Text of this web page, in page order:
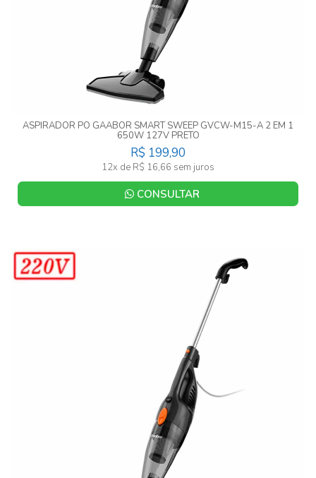
ASPIRADOR PO GAABOR SMART SWEEP GVCW-M15-A 2 EM 1
650W 127V PRETO
R$ 199,90
12x de R$ 16,66 sem juros
CONSULTAR